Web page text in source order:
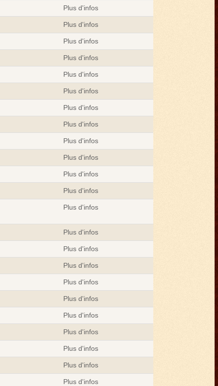
Plus d'infos
Plus d'infos
Plus d'infos
Plus d'infos
Plus d'infos
Plus d'infos
Plus d'infos
Plus d'infos
Plus d'infos
Plus d'infos
Plus d'infos
Plus d'infos
Plus d'infos
Plus d'infos
Plus d'infos
Plus d'infos
Plus d'infos
Plus d'infos
Plus d'infos
Plus d'infos
Plus d'infos
Plus d'infos
Plus d'infos